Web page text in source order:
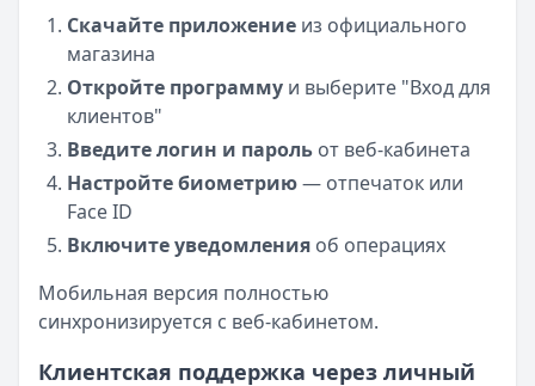
Скачайте приложение из официального
магазина
Откройте программу и выберите "Вход для
клиентов"
Введите логин и пароль от веб-кабинета
Настройте биометрию— отпечаток или
Face ID
Включите уведомления об операциях
Мобильная версия полностью
синхронизируется с веб-кабинетом.
Клиентская поддержка через личный